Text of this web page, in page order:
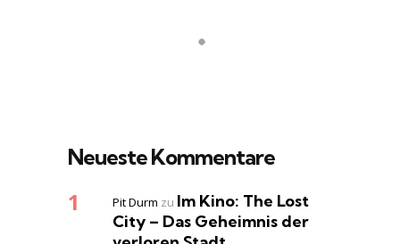
Neueste Kommentare
Pit Durm zu Im Kino: The Lost
City – Das Geheimnis der